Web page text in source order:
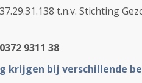
t.n.v. Stichting
9311 38
krijgen bij verschillende